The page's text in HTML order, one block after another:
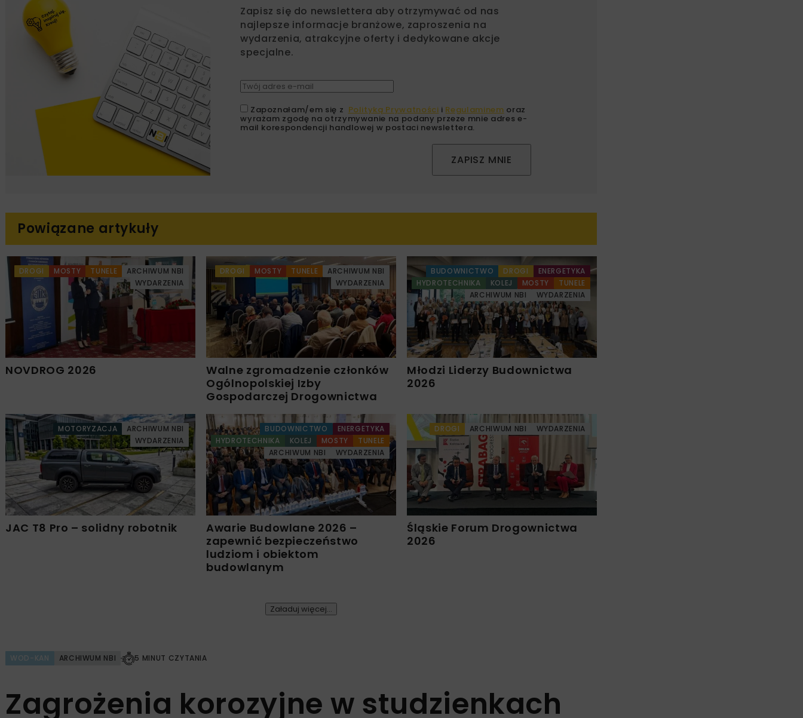
Zapisz się do newslettera aby otrzymywać od nas
najlepsze informacje branżowe, zaproszenia na
wydarzenia, atrakcyjne oferty i dedykowane akcje
specjalne.
Zapoznałam/em się z Polityką Prywatności i Regulaminem oraz
wyrażam zgodę na otrzymywanie na podany przeze mnie adres e-
mail korespondencji handlowej w postaci newslettera.
ZAPISZ MNIE
Powiązane artykuły
DROGI MOSTY TUNELE
ARCHIWUM NBI
WYDARZENIA
NOVDROG 2026
DROGI MOSTY TUNELE
ARCHIWUM NBI
WYDARZENIA
Walne zgromadzenie członków
Ogólnopolskiej Izby
Gospodarczej Drogownictwa
BUDOWNICTWO DROGI
ENERGETYKA
HYDROTECHNIKA
KOLEJ MOSTY
TUNELE
ARCHIWUM NBI
WYDARZENIA
Młodzi Liderzy Budownictwa
2026
MOTORYZACJA
ARCHIWUM NBI
WYDARZENIA
JAC T8 Pro – solidny robotnik
BUDOWNICTWO
ENERGETYKA
HYDROTECHNIKA
KOLEJ MOSTY
TUNELE
ARCHIWUM NBI
WYDARZENIA
Awarie Budowlane 2026 –
zapewnić bezpieczeństwo
ludziom i obiektom
budowlanym
DROGI ARCHIWUM NBI WYDARZENIA
Śląskie Forum Drogownictwa
2026
Załaduj więcej...
WOD-KAN ARCHIWUM NBI 5 MINUT CZYTANIA
Zagrożenia korozyjne w studzienkach